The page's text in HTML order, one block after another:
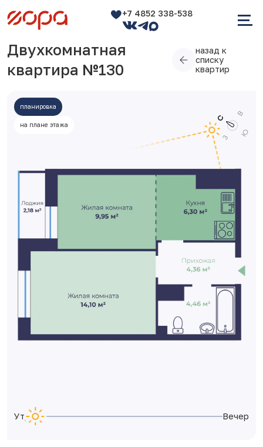
+7 4852 338-538
Двухкомнатная
квартира №130
назад к
списку
квартир
планировка
на плане этажа
Утро Вечер